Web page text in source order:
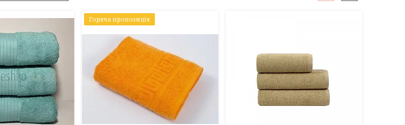
Горяча пропозиція